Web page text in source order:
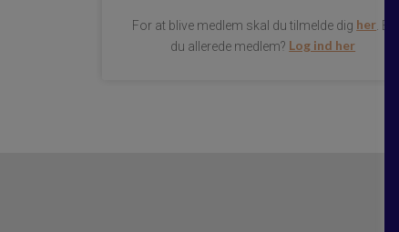
For at blive medlem skal du tilmelde dig her . Er
du allerede medlem? Log ind her